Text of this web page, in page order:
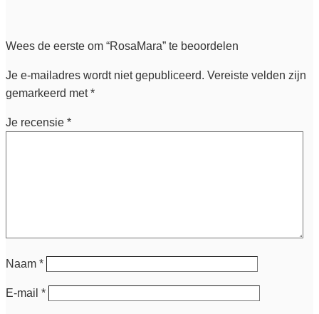
Wees de eerste om “RosaMara” te beoordelen
Je e-mailadres wordt niet gepubliceerd. Vereiste velden zijn
gemarkeerd met*
Je recensie *
Naam *
E-mail *